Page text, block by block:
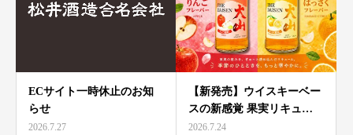
ECサイト一時休止のお知
らせ
2026.7.27
【新発売】ウイスキーベー
スの新感覚 果実リキュ…
2026.7.24